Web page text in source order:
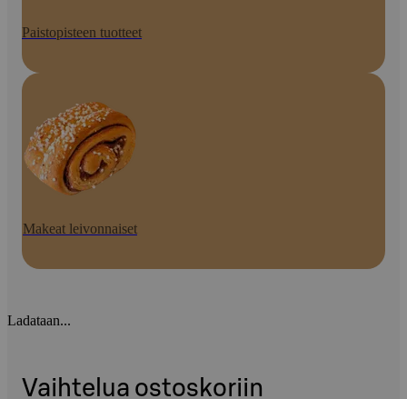
Paistopisteen tuotteet
Makeat leivonnaiset
Ladataan...
Vaihtelua ostoskoriin